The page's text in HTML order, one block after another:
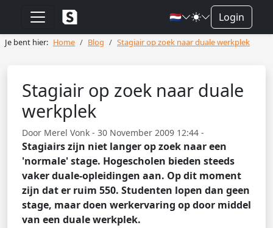
🇳🇱 Login
Je bent hier: Home Blog Stagiair op zoek naar duale werkplek
Stagiair op zoek naar duale
werkplek
Door Merel Vonk - 30 November 2009 12:44 -
Stagiairs zijn niet langer op zoek naar een
'normale' stage. Hogescholen bieden steeds
vaker duale-opleidingen aan. Op dit moment
zijn dat er ruim 550. Studenten lopen dan geen
stage, maar doen werkervaring op door middel
van een duale werkplek.